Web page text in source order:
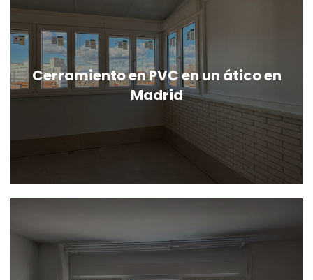
Cerramiento en PVC en un ático en
Madrid